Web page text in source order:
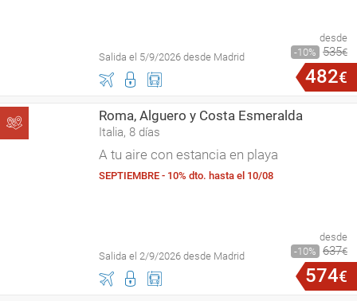
Salida el 5/9/2026 desde Madrid
desde
10
535€
482€
Roma, Alguero y Costa Esmeralda
Italia, 8 días
A tu aire con estancia en playa
SEPTIEMBRE - 10% dto. hasta el 10/08
Salida el 2/9/2026 desde Madrid
desde
10
637€
574€